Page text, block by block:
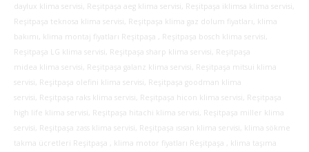
daylux klima servisi, Reşitpaşa aeg klima servisi, Reşitpaşa iklimsa klima servisi,
Reşitpaşa teknosa klima servisi, Reşitpaşa klima gaz dolum fiyatları, klima
bakımı, klima montaj fiyatları Reşitpaşa , Reşitpaşa bosch klima servisi,
Reşitpaşa LG klima servisi, Reşitpaşa sharp klima servisi, Reşitpaşa
midea klima servisi, Reşitpaşa galanz klima servisi, Reşitpaşa mitsui klima
servisi, Reşitpaşa olefini klima servisi, Reşitpaşa goodman klima
servisi, Reşitpaşa raks klima servisi, Reşitpaşa hicon klima servisi, Reşitpaşa
high life klima servisi, Reşitpaşa hitachi klima servisi, Reşitpaşa miller klima
servisi, Reşitpaşa zass klima servisi, Reşitpaşa ısısan klima servisi, klima sökme
takma ücretleri Reşitpaşa , klima motor fiyatları Reşitpaşa , klima taşıma